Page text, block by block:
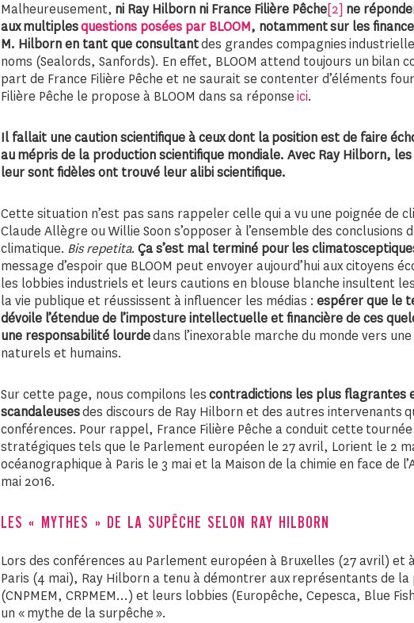
Malheureusement, ni Ray Hilborn ni France Filière Pêche[2] ne
aux multiplesquestions posées par BLOOM, notammentsur les
M. Hilborn en tant que consultantdes grandes compagnies
noms (Sealords, Sanfords). En effet, BLOOM attend toujours un bilan
part de France Filière Pêche et ne saurait se contenter d’éléments
Filière Pêche le propose à BLOOM dans sa réponseici.
Il fallait une caution scientifique à ceux dont la position est de faire
au mépris de la production scientifique mondiale. Avec Ray Hilborn,
leur sont fidèles ont trouvé leur alibi scientifique.
Cette situation n’est pas sans rappeler celle qui a vu une poignée de
Claude Allègre ou Willie Soon s’opposer à l’ensemble des conclusions
climatique. Bis repetita. Ça s’est mal terminé pour les
message d’espoir que BLOOM peut envoyer aujourd’hui aux citoyens
les lobbies industriels et leurs cautions en blouse blanche insultent
la vie publique et réussissent à influencer les médias : espérer que le
dévoile l’étendue de l’imposture intellectuelle et financière de ces
une responsabilité lourdedans l’inexorable marche du monde vers
naturels et humains.
Sur cette page, nous compilons lescontradictions les plus flagrantes
scandaleusesdes discours de Ray Hilborn et des autres intervenants
conférences. Pour rappel, France Filière Pêche a conduit cette
stratégiques tels que le Parlement européen le 27 avril, Lorient le 2
océanographique à Paris le 3 mai et la Maison de la chimie en face de
mai 2016.
LES « MYTHES » DE LA SUPÊCHE SELON RAY HILBORN
Lors des conférences au Parlement européen à Bruxelles (27 avril) et
Paris (4 mai), Ray Hilborn a tenu à démontrer aux représentants de
(CNPMEM, CRPMEM…) et leurs lobbies (Europêche, Cepesca, Blue
un « mythe de la surpêche ».